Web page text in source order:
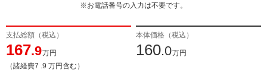
※お電話番号の入力は不要です。
支払総額（税込）
167.9万円
（諸経費7 .9 万円含む）
本体価格（税込）
160.0万円